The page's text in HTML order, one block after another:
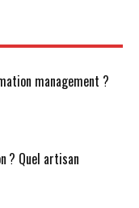
management ?
? Quel artisan